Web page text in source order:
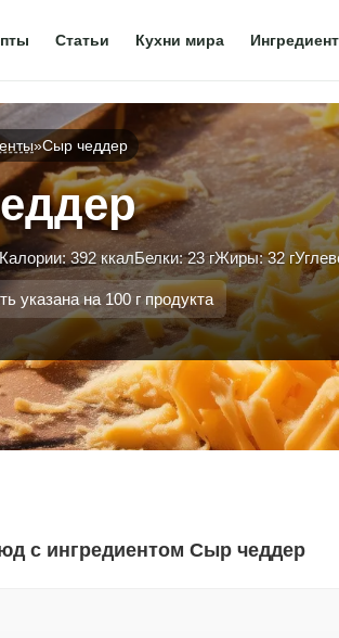
Статьи Кухни мира
»Сыр чеддер
Калории: 392 ккалБелки: 23 гЖиры: 32 г
указана на 100 г продукта
с ингредиентом Сыр чеддер